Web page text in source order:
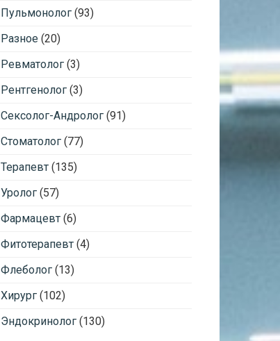
Пульмонолог (93)
Разное (20)
Ревматолог (3)
Рентгенолог (3)
Сексолог-Андролог (91)
Стоматолог (77)
Терапевт (135)
Уролог (57)
Фармацевт (6)
Фитотерапевт (4)
Флеболог (13)
Хирург (102)
Эндокринолог (130)